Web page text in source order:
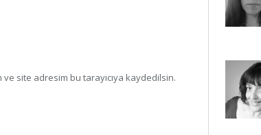
site adresim bu tarayıcıya kaydedilsin.